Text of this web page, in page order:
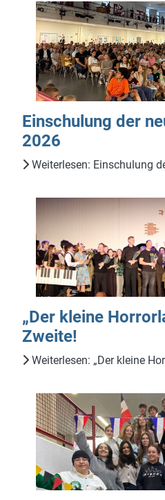
Einschulung der
2026
Weiterlesen: Einschulung
„Der kleine
Zweite!
Weiterlesen: „Der kleine